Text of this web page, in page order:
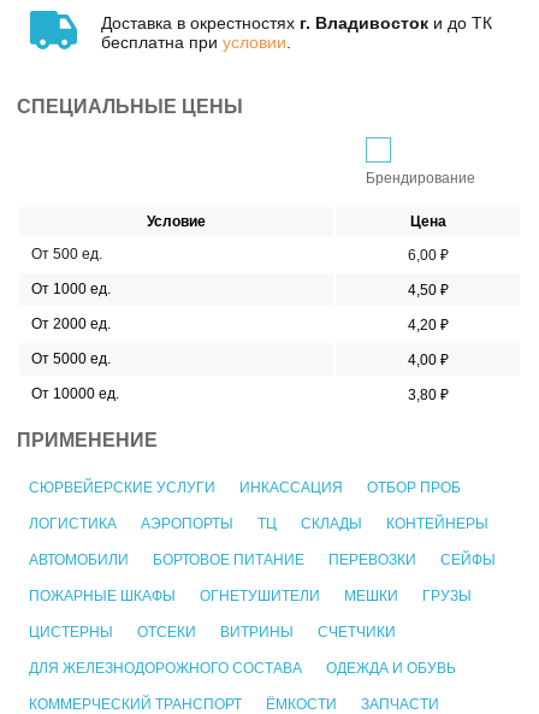
Доставка в окрестностях г. Владивосток и до ТК
бесплатна при условии
СПЕЦИАЛЬНЫЕ ЦЕНЫ
Брендирование
Условие
Цена
От 500 ед.
6,00 ₽
От 1000 ед.
4,50 ₽
От 2000 ед.
4,20 ₽
От 5000 ед.
4,00 ₽
От 10000 ед.
3,80 ₽
ПРИМЕНЕНИЕ
СЮРВЕЙЕРСКИЕ УСЛУГИ ИНКАССАЦИЯ ОТБОР ПРОБ
ЛОГИСТИКА АЭРОПОРТЫ ТЦ СКЛАДЫ КОНТЕЙНЕРЫ
АВТОМОБИЛИ БОРТОВОЕ ПИТАНИЕ ПЕРЕВОЗКИ СЕЙФЫ
ПОЖАРНЫЕ ШКАФЫ ОГНЕТУШИТЕЛИ МЕШКИ ГРУЗЫ
ЦИСТЕРНЫ ОТСЕКИ ВИТРИНЫ СЧЕТЧИКИ
ДЛЯ ЖЕЛЕЗНОДОРОЖНОГО СОСТАВА ОДЕЖДА И ОБУВЬ
КОММЕРЧЕСКИЙ ТРАНСПОРТ ЁМКОСТИ ЗАПЧАСТИ